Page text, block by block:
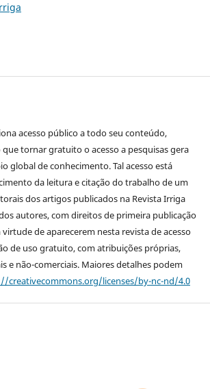
acesso público a todo seu conteúdo,
tornar gratuito o acesso a pesquisas gera
global de conhecimento. Tal acesso está
da leitura e citação do trabalho de um
dos artigos publicados na Revista Irriga
autores, com direitos de primeira publicação
de aparecerem nesta revista de acesso
de uso gratuito, com atribuições próprias,
e não-comerciais. Maiores detalhes podem
creativecommons.org/licenses/by-nc-nd/4.0